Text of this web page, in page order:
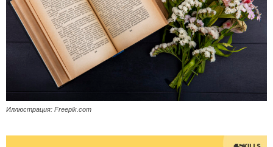
Иллюстрация: Freepik.com